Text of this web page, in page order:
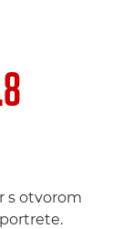
s otvorom